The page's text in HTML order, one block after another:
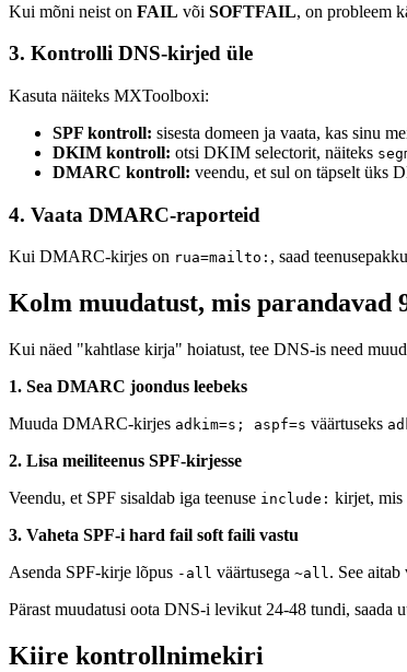
Kui mõni neist on FAIL või SOFTFAIL, on probleem
3. Kontrolli DNS-kirjed üle
Kasuta näiteks MXToolboxi:
SPF kontroll: sisesta domeen ja vaata, kas sinu
DKIM kontroll: otsi DKIM selectorit, näiteks
DMARC kontroll: veendu, et sul on täpselt üks
4. Vaata DMARC-raporteid
Kui DMARC-kirjes on rua=mailto: , saad
Kolm muudatust, mis parandavad
Kui näed "kahtlase kirja" hoiatust, tee DNS-is need
1. Sea DMARC joondus leebeks
Muuda DMARC-kirjes adkim=s; aspf=s väärtuseks
2. Lisa meiliteenus SPF-kirjesse
Veendu, et SPF sisaldab iga teenuse include: kirjet, mis
3. Vaheta SPF-i hard fail soft faili vastu
Asenda SPF-kirje lõpus -all väärtusega ~all. See
Pärast muudatusi oota DNS-i levikut 24-48 tundi, saada
Kiire kontrollnimekiri